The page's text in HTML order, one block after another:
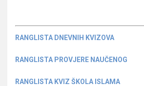
RANGLISTA DNEVNIH KVIZOVA
RANGLISTA PROVJERE NAUČENOG
RANGLISTA KVIZ ŠKOLA ISLAMA